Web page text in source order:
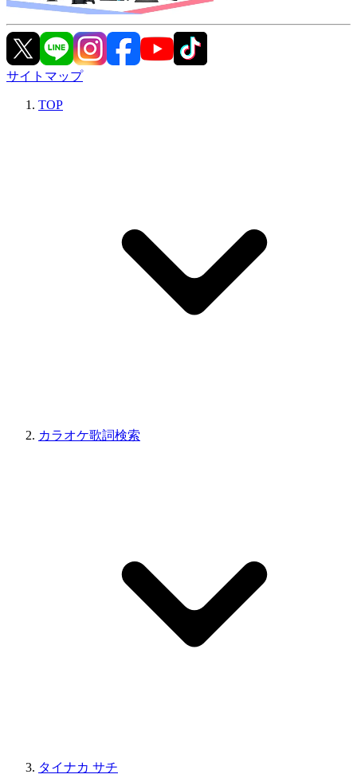
サイトマップ
TOP
カラオケ歌詞検索
タイナカ サチ